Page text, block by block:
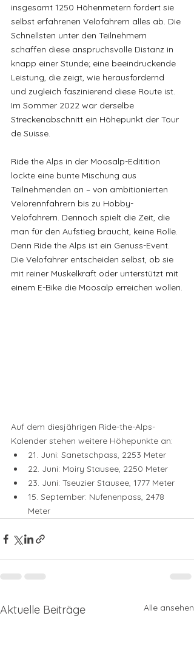
insgesamt 1250 Höhenmetern fordert sie
selbst erfahrenen Velofahrern alles ab. Die
Schnellsten unter den Teilnehmern
schaffen diese anspruchsvolle Distanz in
knapp einer Stunde; eine beeindruckende
Leistung, die zeigt, wie herausfordernd
und zugleich faszinierend diese Route ist.
Im Sommer 2022 war derselbe
Streckenabschnitt ein Höhepunkt der Tour
de Suisse.
Ride the Alps in der Moosalp-Editition
lockte eine bunte Mischung aus
Teilnehmenden an – von ambitionierten
Velorennfahrern bis zu Hobby-
Velofahrern. Dennoch spielt die Zeit, die
man für den Aufstieg braucht, keine Rolle.
Denn Ride the Alps ist ein Genuss-Event.
Die Velofahrer entscheiden selbst, ob sie
mit reiner Muskelkraft oder unterstützt mit
einem E-Bike die Moosalp erreichen wollen.
Auf dem diesjährigen Ride-the-Alps-
Kalender stehen weitere Höhepunkte an:
21. Juni: Sanetschpass, 2253 Meter
22. Juni: Moiry Stausee, 2250 Meter
23. Juni: Tseuzier Stausee, 1777 Meter
15. September: Nufenenpass, 2478
Meter
Aktuelle Beiträge Alle ansehen